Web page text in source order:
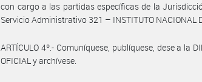
con cargo a las partidas específicas de la
Servicio Administrativo 321 – INSTITUTO NACIONAL
ARTÍCULO 4º.- Comuníquese, publíquese, dese a la
OFICIAL y archívese.